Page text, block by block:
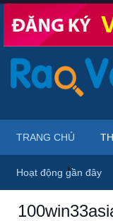
Trang chủ Thành
TRANG CHỦ
Hoạt động gần đây